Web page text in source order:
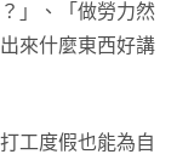
」、「做勞力然
來什麼東西好講
工度假也能為自